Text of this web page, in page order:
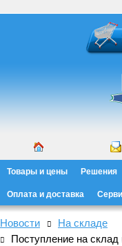
Товары и цены Решения
Оплата и доставка
Новости
На складе
Поступление на